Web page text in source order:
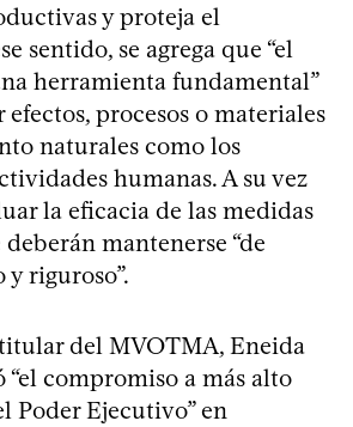
y proteja el
sentido, se agrega que “el
herramienta fundamental”
procesos o materiales
naturales como los
humanas. A su vez
la eficacia de las medidas
mantenerse “de
riguroso”.
del MVOTMA, Eneida
“el compromiso a más alto
Poder Ejecutivo” en